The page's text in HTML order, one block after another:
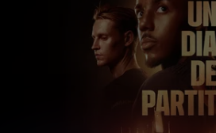
バルサアカデミー
plusicon
label.aria.plus
女子サッカー
plusicon
label.aria.plus
スケジュール
バルサAtlètic
plusicon
label.aria.plus
LABEL.ARIA.PLUS